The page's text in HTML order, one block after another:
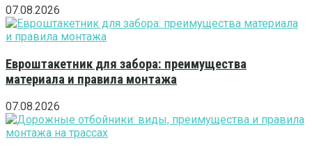
07.08.2026
Евроштакетник для забора: преимущества
материала и правила монтажа
07.08.2026